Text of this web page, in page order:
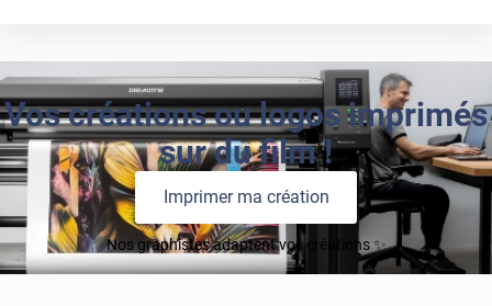
Vos créations ou logos imprimés
sur du film !
Imprimer ma création
Nos graphistes adaptent vos créations ✨